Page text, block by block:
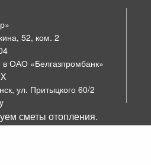
52, ком. 2
в ОАО «Белгазпромбанк»
ул. Притыцкого 60/2
11:00-13:00
сметы отопления.